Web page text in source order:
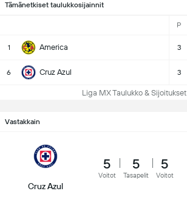
Tämänetkiset taulukkosijainnit
P
1 America 3
6 Cruz Azul 3
Liga MX Taulukko & Sijoitukset
Vastakkain
Cruz Azul
5
Voitot
5
Tasapelit
5
Voitot